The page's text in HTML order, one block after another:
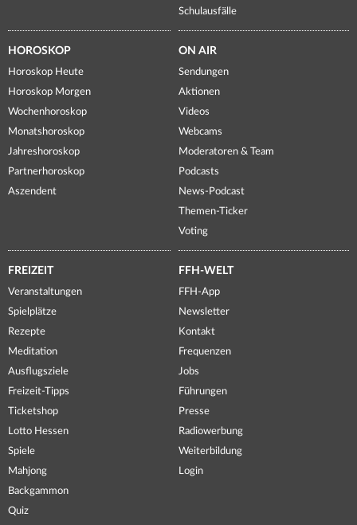
Schulausfälle
HOROSKOP
Horoskop Heute
Horoskop Morgen
Wochenhoroskop
Monatshoroskop
Jahreshoroskop
Partnerhoroskop
Aszendent
ON AIR
Sendungen
Aktionen
Videos
Webcams
Moderatoren & Team
Podcasts
News-Podcast
Themen-Ticker
Voting
FREIZEIT
Veranstaltungen
Spielplätze
Rezepte
Meditation
Ausflugsziele
Freizeit-Tipps
Ticketshop
Lotto Hessen
Spiele
Mahjong
Backgammon
Quiz
FFH-WELT
FFH-App
Newsletter
Kontakt
Frequenzen
Jobs
Führungen
Presse
Radiowerbung
Weiterbildung
Login